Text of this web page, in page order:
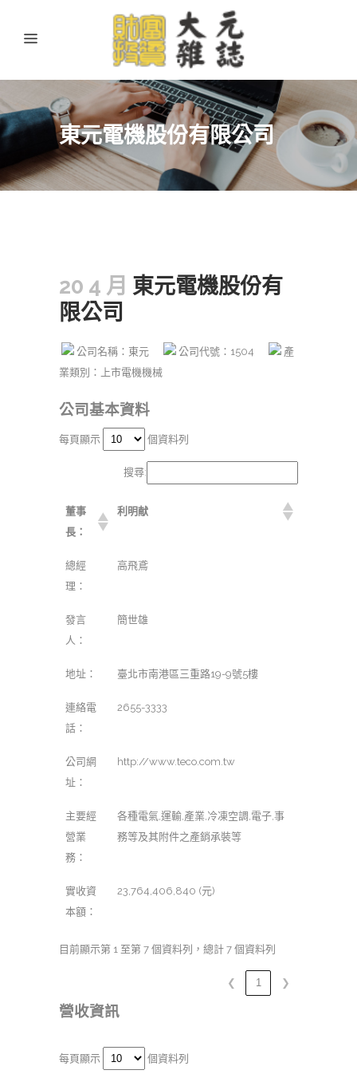
東元電機股份有限公司
20 4 月 東元電機股份有
限公司
公司名稱：東元 公司代號：1504
產
業類別：上市電機機械
公司基本資料
每頁顯示 個資料列
搜尋:
董事
長：
利明献
總經
理：
高飛鳶
發言
人：
簡世雄
地址： 臺北市南港區三重路19-9號5樓
連絡電
話：
2655-3333
公司網
址：
http://www.teco.com.tw
主要經
營業
務：
各種電氣,運輸,產業,冷凍空調,電子,事
務等及其附件之產銷承裝等
實收資
本額：
23,764,406,840 (元)
目前顯示第 1 至第 7 個資料列，總計 7 個資料列
❮ 1 ❯
營收資訊
每頁顯示 個資料列